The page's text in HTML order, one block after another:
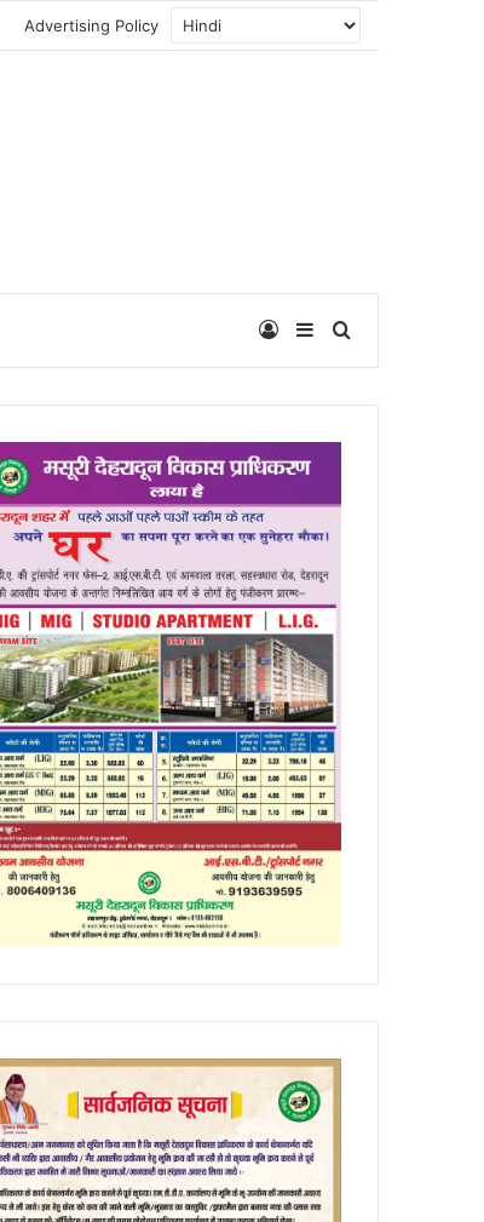
Advertising Policy
Log InSidebar